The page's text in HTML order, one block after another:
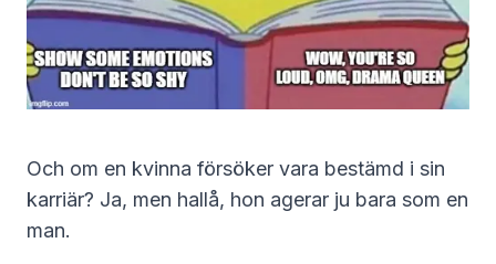
Och om en kvinna försöker vara bestämd i sin
karriär? Ja, men hallå, hon agerar ju bara som en
man.